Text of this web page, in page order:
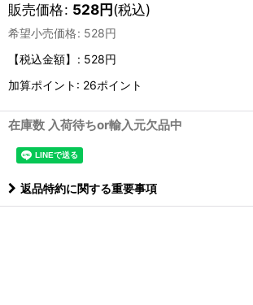
販売価格: 528円(税込)
希望小売価格: 528円
【税込金額】
: 528円
加算ポイント: 26ポイント
在庫数 入荷待ちor輸入元欠品中
返品特約に関する重要事項